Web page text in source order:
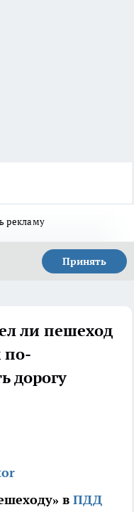
рекламу
Принять
ли пешеход
по-
дорогу
в ПДД